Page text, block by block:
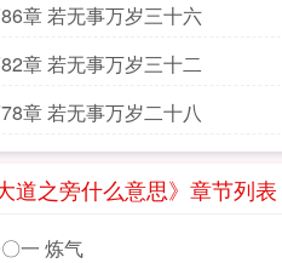
章 若无事万岁三十六
章 若无事万岁三十二
章 若无事万岁二十八
道之旁什么意思》章节列表
一 炼气